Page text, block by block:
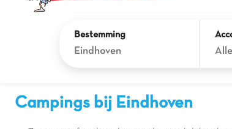
Bestemming
Eindhoven
Campings bij Eindhoven